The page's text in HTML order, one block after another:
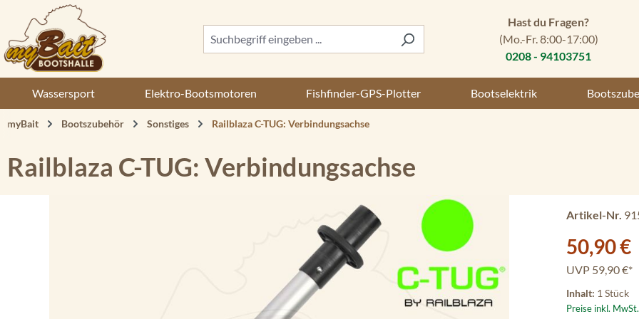
Hauptinhalt springen
Zur Suche springen
Zur Hauptnavigation springen
Hast du Fragen?
(Mo.-Fr. 8:00-17:00)
0208 - 94103751
Wassersport Elektro-Bootsmotoren Fishfinder-GPS-Plotter Bootselektrik
myBait Bootszubehör Sonstiges Railblaza C-TUG: Verbindungsachse
Railblaza C-TUG: Verbindungsachse
Artikel-Nr.
Verkaufspreis:
50,90 €
UVP 59,90 €*
Inhalt: 1 Stück
Preise inkl.